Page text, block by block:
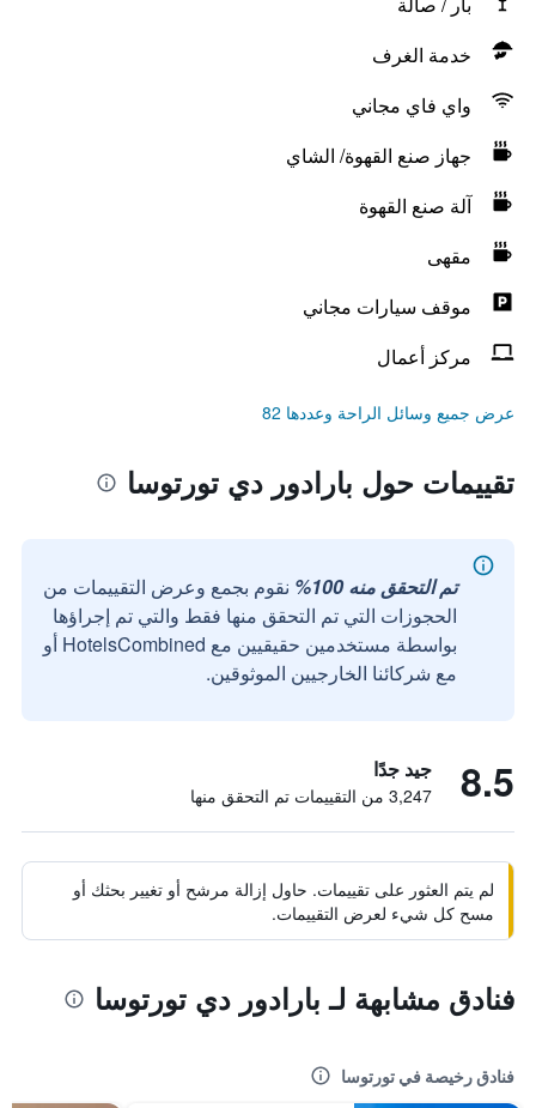
خدمة الغرف
واي فاي مجاني
جهاز صنع القهوة/ الشاي
آلة صنع القهوة
مقهى
موقف سيارات مجاني
مركز أعمال
عرض جميع وسائل الراحة وعددها 82
تقييمات حول بارادور دي تورتوسا
تم التحقق منه 100%
نقوم بجمع وعرض التقييمات من
الحجوزات التي تم التحقق منها فقط والتي تم إجراؤها
بواسطة مستخدمين حقيقيين مع HotelsCombined أو
مع شركائنا الخارجيين الموثوقين.
8.5 جيد جدًا
3,247 من التقييمات تم التحقق منها
لم يتم العثور على تقييمات. حاول إزالة مرشح أو تغيير بحثك أو
مسح كل شيء لعرض التقييمات.
فنادق مشابهة لـ بارادور دي تورتوسا
فنادق رخيصة في تورتوسا